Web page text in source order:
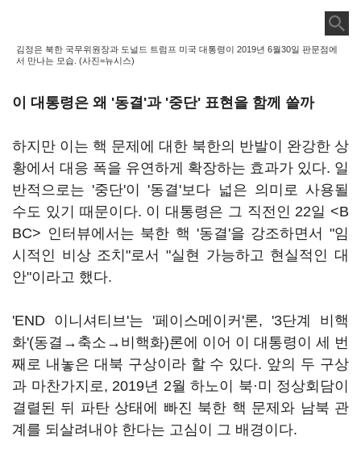
김정은 북한 국무위원장과 도널드 트럼프 미국 대통령이 2019년 6월30일 판문점에
서 만나는 모습. (사진=뉴시스)
이 대통령은 왜 '동결'과 '중단' 표현을 함께 쓸까
하지만 이는 핵 문제에 대한 북한의 반발이 완강한 상
황에서 대응 폭을 유연하게 확장하는 효과가 있다. 일
반적으로는 '중단'이 '동결'보다 넓은 의미로 사용될
수도 있기 때문이다. 이 대통령은 그 직전인 22일 <B
BC> 인터뷰에서는 북한 핵 '동결'을 강조하면서 "임
시적인 비상 조치"로서 "실현 가능하고 현실적인 대
안"이라고 했다.
'END 이니셔티브'는 '페이스메이커'론, '3단계 비핵
화'(동결→축소→비핵화)론에 이어 이 대통령이 세 번
째로 내놓은 대북 구상이라 할 수 있다. 앞의 두 구상
과 마찬가지로, 2019년 2월 하노이 북·미 정상회담이
결렬된 뒤 파탄 상태에 빠진 북한 핵 문제와 남북 관
계를 되살려내야 한다는 고심이 그 배경이다.